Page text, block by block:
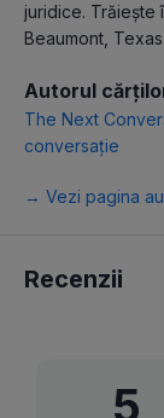
juridice. Trăiește
Beaumont, Texas.
Autorul
The Next
conversație
→ Vezi pagina
Recenzii
5